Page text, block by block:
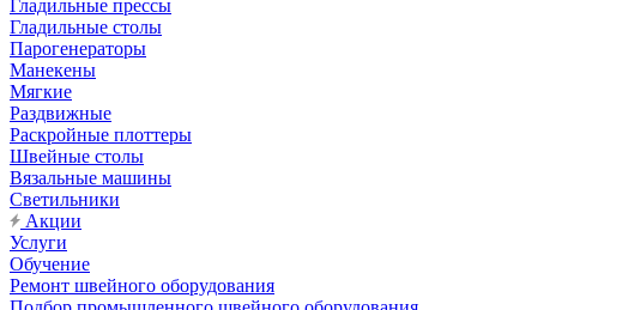
Гладильные прессы
Гладильные столы
Парогенераторы
Манекены
Мягкие
Раздвижные
Раскройные плоттеры
Швейные столы
Вязальные машины
Светильники
Акции
Услуги
Обучение
Ремонт швейного оборудования